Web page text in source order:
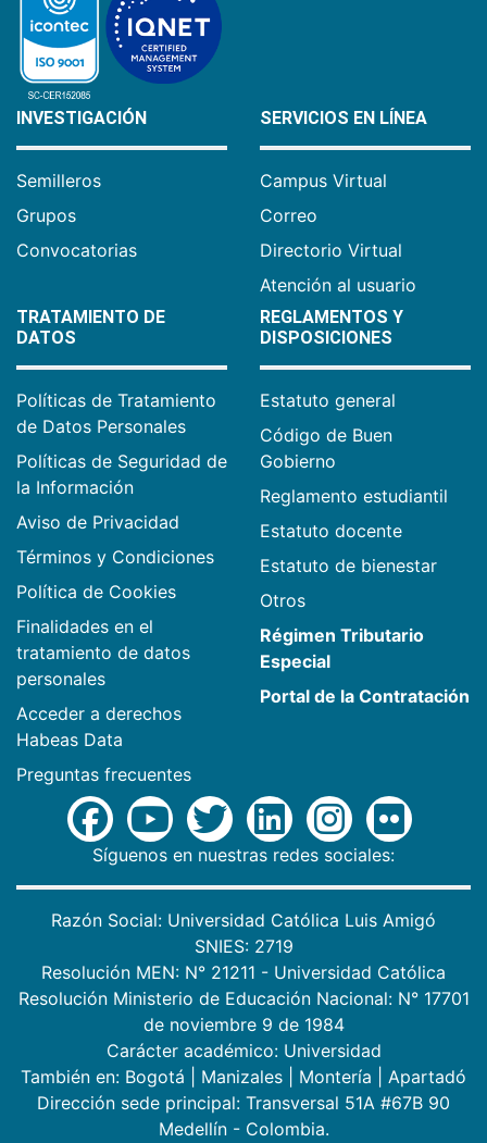
INVESTIGACIÓN
Semilleros
Grupos
Convocatorias
SERVICIOS EN LÍNEA
Campus Virtual
Correo
Directorio Virtual
Atención al usuario
TRATAMIENTO DE
DATOS
Políticas de Tratamiento
de Datos Personales
Políticas de Seguridad de
la Información
Aviso de Privacidad
Términos y Condiciones
Política de Cookies
Finalidades en el
tratamiento de datos
personales
Acceder a derechos
Habeas Data
Preguntas frecuentes
REGLAMENTOS Y
DISPOSICIONES
Estatuto general
Código de Buen
Gobierno
Reglamento estudiantil
Estatuto docente
Estatuto de bienestar
Otros
Régimen Tributario
Especial
Portal de la Contratación
Síguenos en nuestras redes sociales:
Razón Social: Universidad Católica Luis Amigó
SNIES: 2719
Resolución MEN: N° 21211 - Universidad Católica
Resolución Ministerio de Educación Nacional: N° 17701
de noviembre 9 de 1984
Carácter académico: Universidad
También en: Bogotá Manizales Montería
Apartadó
Dirección sede principal: Transversal 51A #67B 90
Medellín - Colombia.